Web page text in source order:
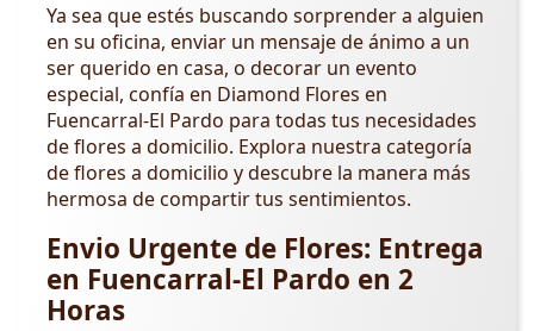
Ya sea que estés buscando sorprender a alguien
en su oficina, enviar un mensaje de ánimo a un
ser querido en casa, o decorar un evento
especial, confía en Diamond Flores en
Fuencarral-El Pardo para todas tus necesidades
de flores a domicilio. Explora nuestra categoría
de flores a domicilio y descubre la manera más
hermosa de compartir tus sentimientos.
Envio Urgente de Flores: Entrega
en Fuencarral-El Pardo en 2
Horas